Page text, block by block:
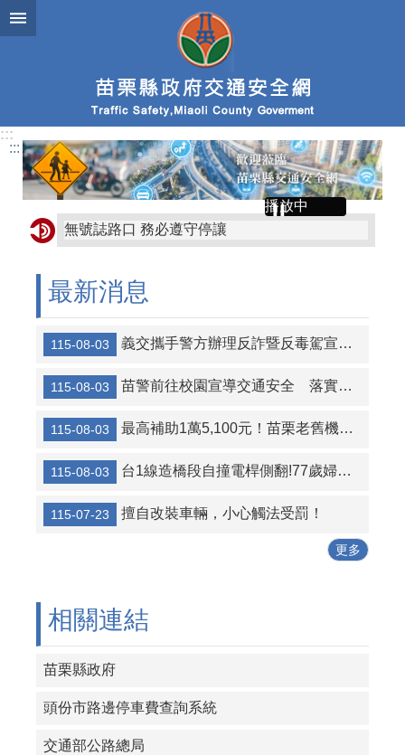
跳到主要內容區塊
:::
:::
播放中
無號誌路口 務必遵守停讓
人本交通 停讓文化
專心過馬路，不要滑手機
9月交通安全月-車輛慢看停，行人安全行
行中保持安全距離，一生都不會忘記
行前做好安全檢查，避免出包在路上
行經路口要小心，停讓行人最安心
最新消息
115-08-03 義交攜手警方辦理反詐暨反毒駕宣導 共同守護用路安全
115-08-03 苗警前往校園宣導交通安全 落實守護學童平安
115-08-03 最高補助1萬5,100元！苗栗老舊機車汰舊換新 企業加碼助攻
115-08-03 台1線造橋段自撞電桿側翻!77歲婦送醫不治，消防局籲高齡駕駛注意車況
115-07-23 擅自改裝車輛，小心觸法受罰！
更多
相關連結
苗栗縣政府
頭份市路邊停車費查詢系統
交通部公路總局